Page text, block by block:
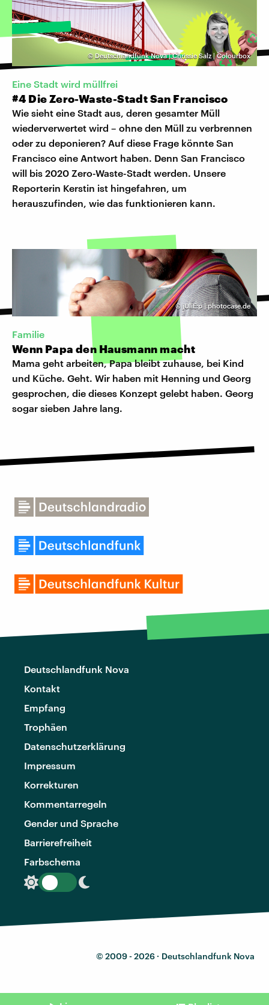
© Deutschlandfunk Nova | Chrissie Salz | Colourbox
Eine Stadt wird müllfrei
#4 Die Zero-Waste-Stadt San Francisco
Wie sieht eine Stadt aus, deren gesamter Müll
wiederverwertet wird – ohne den Müll zu verbrennen
oder zu deponieren? Auf diese Frage könnte San
Francisco eine Antwort haben. Denn San Francisco
will bis 2020 Zero-Waste-Stadt werden. Unsere
Reporterin Kerstin ist hingefahren, um
herauszufinden, wie das funktionieren kann.
©jUliE:p | photocase.de
Familie
Wenn Papa den Hausmann macht
Mama geht arbeiten, Papa bleibt zuhause, bei Kind
und Küche. Geht. Wir haben mit Henning und Georg
gesprochen, die dieses Konzept gelebt haben. Georg
sogar sieben Jahre lang.
Deutschlandfunk Nova
Kontakt
Empfang
Trophäen
Datenschutzerklärung
Impressum
Korrekturen
Kommentarregeln
Gender und Sprache
Barrierefreiheit
Farbschema
© 2009 - 2026 · Deutschlandfunk Nova